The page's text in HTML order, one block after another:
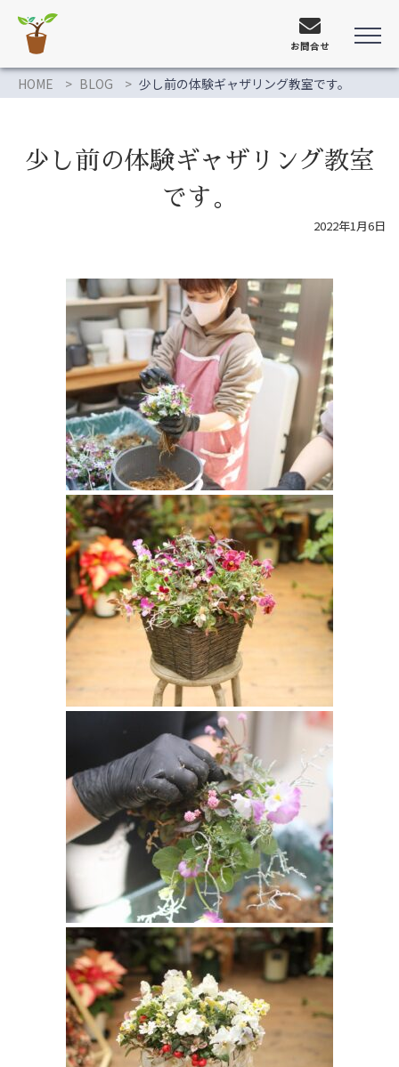
お問合せ
HOME BLOG 少し前の体験ギャザリング教室です。
少し前の体験ギャザリング教室
です。
2022年1月6日